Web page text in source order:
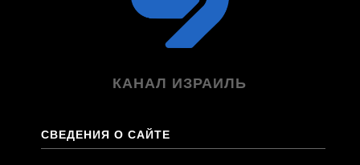
КАНАЛ ИЗРАИЛЬ
СВЕДЕНИЯ О САЙТЕ